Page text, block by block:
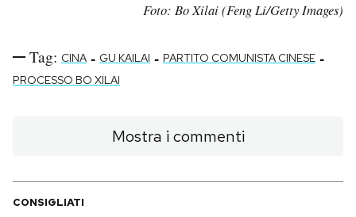
Foto: Bo Xilai (Feng Li/Getty Images)
Tag: CINA - GU KAILAI - PARTITO COMUNISTA CINESE -
PROCESSO BO XILAI
Mostra i commenti
CONSIGLIATI